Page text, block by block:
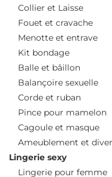
Collier et Laisse
Fouet et cravache
Menotte et entrave
Kit bondage
Balle et bâillon
Balançoire sexuelle
Corde et ruban
Pince pour mamelon
Cagoule et masque
Ameublement et
Lingerie sexy
Lingerie pour femme